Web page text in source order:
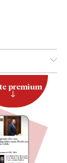
premium